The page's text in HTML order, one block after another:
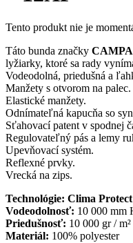
Tento produkt nie je
Táto bunda značky
lyžiarky, ktoré sa rady
Vodeodolná, priedušná a
Manžety s otvorom na palec.
Elastické manžety.
Odnímateľná kapucňa so
Sťahovací patent v spodnej
Regulovateľný pás a lemy
Upevňovací systém.
Reflexné prvky.
Vrecká na zips.
Technológie: Clima
Vodeodolnosť: 10 000 mm
Priedušnosť: 10 000 gr /
Materiál: 100% polyester